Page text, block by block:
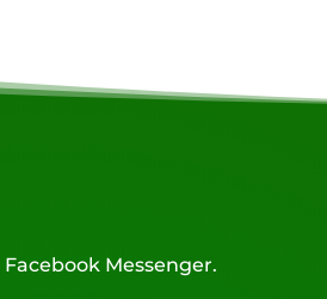
Messenger.